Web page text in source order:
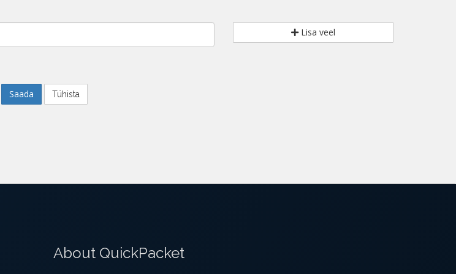
Lisa veel
Tühista
About QuickPacket